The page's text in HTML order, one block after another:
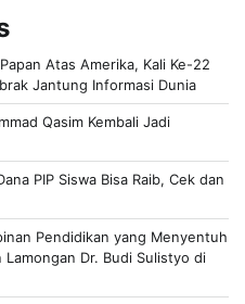
Atas Amerika, Kali Ke-22
Jantung Informasi Dunia
Qasim Kembali Jadi
PIP Siswa Bisa Raib, Cek dan
Pendidikan yang Menyentuh
Lamongan Dr. Budi Sulistyo di